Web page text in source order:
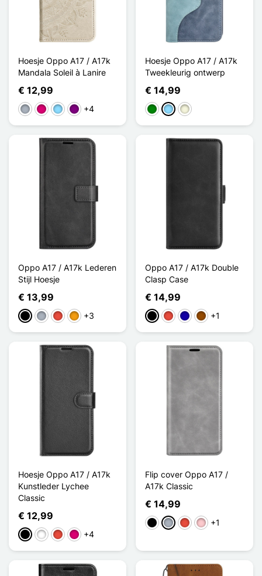
Hoesje Oppo A17 / A17k
Mandala Soleil à Lanire
€ 12,99
GrijsMagentaLicht Blauw
Purper
+4
Hoesje Oppo A17 / A17k
Tweekleurig ontwerp
€ 14,99
GroenLicht Blauw
Beige
Oppo A17 / A17k Lederen
Stijl Hoesje
€ 13,99
ZwartGrijsRoodOranje
+3
Oppo A17 / A17k Double
Clasp Case
€ 14,99
ZwartRoodDonkerblauw
Bruin+1
Hoesje Oppo A17 / A17k
Kunstleder Lychee
Classic
€ 12,99
ZwartWit RoodMagenta
+4
Flip cover Oppo A17 /
A17k Classic
€ 14,99
ZwartGrijsRoodRoze+1